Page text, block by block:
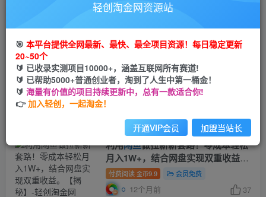
搜索[闲鱼]，共找到538 个文章
零基础运营闲鱼电商 快速起飞流量
长期稳定 单人月入2w+
11个月前 63
利用闲鱼做拉新新套路！零成本轻松
月入1W+，结合网盘实现双重收益。
【揭秘】
付费阅读 金币9.9 会员免费
12个月前 37
轻创淘金网资源站
🎯 本平台提供全网最新、最快、最全项目资源！每日稳定更新
20~50个
🔰 已收录实测项目10000+，涵盖互联网所有赛道!
🔰 已帮助5000+普通创业者，淘到了人生中第一桶金！
🔰 海量有价值的项目持续更新中，总有一款适合你!
👉加入轻创，一起淘金！
开通VIP会员 加盟当站长